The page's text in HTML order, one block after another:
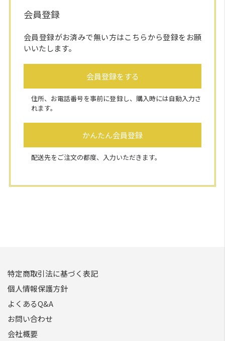
会員登録
会員登録がお済みで無い方はこちらから登録をお願
いいたします。
会員登録をする
住所、お電話番号を事前に登録し、購入時には自動入力さ
れます。
かんたん会員登録
配送先をご注文の都度、入力いただきます。
特定商取引法に基づく表記
個人情報保護方針
よくあるQ&A
お問い合わせ
会社概要